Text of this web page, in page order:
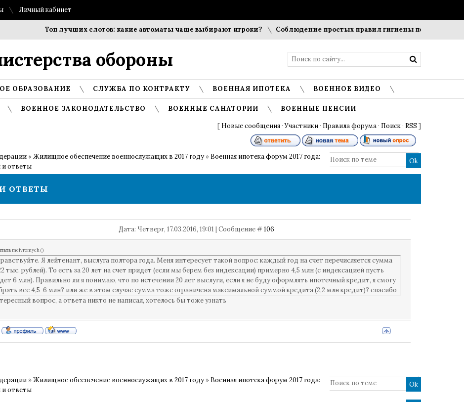
Личный кабинет
Топ лучших слотов: какие автоматы чаще выбирают игроки? Соблюдение простых правил гигиены помогает
обороны
ОБРАЗОВАНИЕ СЛУЖБА ПО КОНТРАКТУ ВОЕННАЯ ИПОТЕКА ВОЕННОЕ ВИДЕО
ВОЕННОЕ ЗАКОНОДАТЕЛЬСТВО ВОЕННЫЕ САНАТОРИИ ВОЕННЫЕ ПЕНСИИ
[ Новые сообщения ·Участники · Правила форума · Поиск · RSS ]
»Жилищное обеспечение военнослужащих в 2017 году » Военная ипотека форум 2017 года:
и ответы
ОТВЕТЫ
Дата: Четверг, 17.03.2016, 19:01 | Сообщение #106
meivromych()
Я лейтенант, выслуга полтора года. Меня интересует такой вопрос: каждый год на счет перечисляется сумма
тыс. рублей). То есть за 20 лет на счет придет (если мы берем без индексации) примерно 4,5 млн (с индексацией пусть
6 млн). Правильно ли я понимаю, что по истечении 20 лет выслуги, если я не буду оформлять ипотечный кредит, я смогу
все 4,5-6 млн? или же в этом случае сумма тоже ограничена максимальной суммой кредита (2,2 млн кредит)? спасибо
вопрос, а ответа никто не написал, хотелось бы тоже узнать
»Жилищное обеспечение военнослужащих в 2017 году » Военная ипотека форум 2017 года:
и ответы